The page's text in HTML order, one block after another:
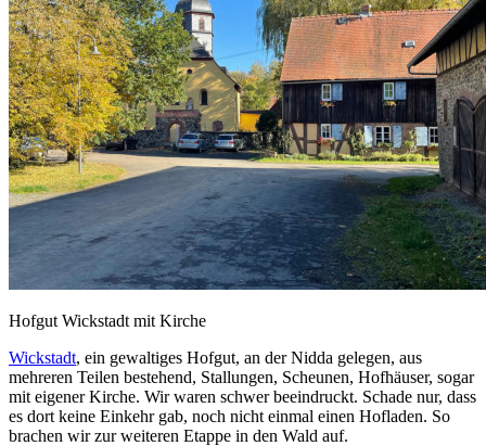
Hofgut Wickstadt mit Kirche
Wickstadt, ein gewaltiges Hofgut, an der Nidda gelegen, aus
mehreren Teilen bestehend, Stallungen, Scheunen, Hofhäuser, sogar
mit eigener Kirche. Wir waren schwer beeindruckt. Schade nur, dass
es dort keine Einkehr gab, noch nicht einmal einen Hofladen. So
brachen wir zur weiteren Etappe in den Wald auf.